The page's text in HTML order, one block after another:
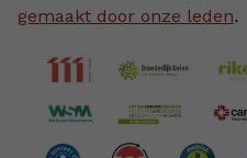
gemaakt door onze leden.